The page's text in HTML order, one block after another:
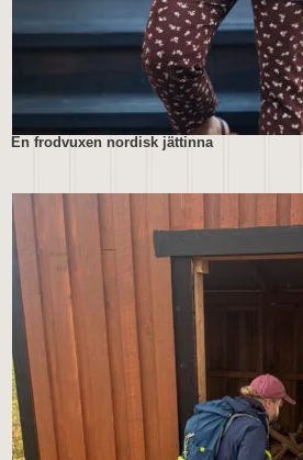
En frodvuxen nordisk jättinna